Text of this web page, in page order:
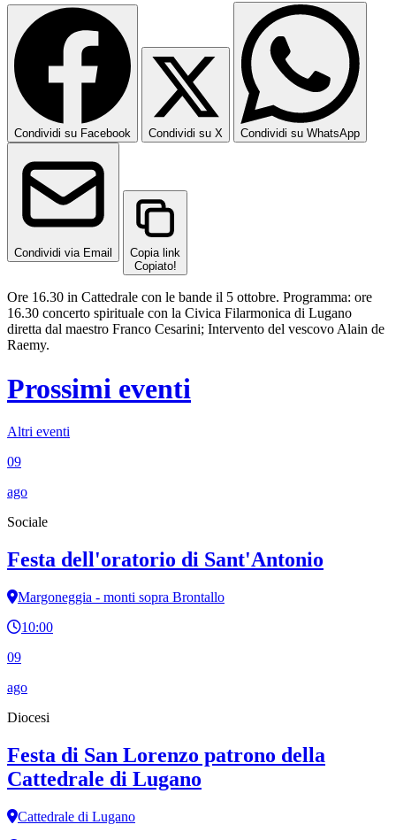
Condividi su Facebook Condividi su X Condividi su WhatsApp
Condividi via Email
Copia link
Copiato!
Ore 16.30 in Cattedrale con le bande il 5 ottobre. Programma: ore
16.30 concerto spirituale con la Civica Filarmonica di Lugano
diretta dal maestro Franco Cesarini; Intervento del vescovo Alain de
Raemy.
Prossimi eventi
Altri eventi
09
ago
Sociale
Festa dell'oratorio di Sant'Antonio
Margoneggia - monti sopra Brontallo
10:00
09
ago
Diocesi
Festa di San Lorenzo patrono della
Cattedrale di Lugano
Cattedrale di Lugano